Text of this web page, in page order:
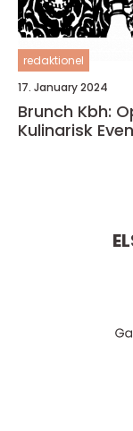
redaktionel
17. January 2024
Brunch Kbh:
Kulinarisk